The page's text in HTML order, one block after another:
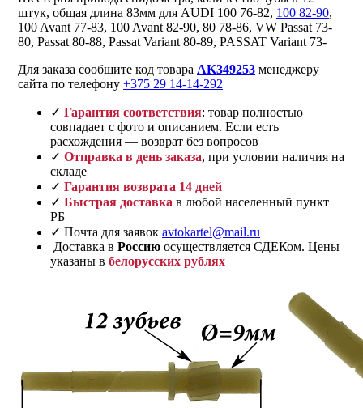
штук, общая длина 83мм для AUDI 100 76-82, 100 82-90,
100 Avant 77-83, 100 Avant 82-90, 80 78-86, VW Passat 73-
80, Passat 80-88, Passat Variant 80-89, PASSAT Variant 73-
Для заказа сообщите код товара AK349253 менеджеру
сайта по телефону +375 29 14-14-292
✓ Гарантия соответствия: товар полностью
совпадает с фото и описанием. Если есть
расхождения — возврат без вопросов
✓ Отправка в день заказа, при условии наличия на
складе
✓ Гарантия возврата 14 дней
✓ Быстрая доставка в любой населенный пункт
РБ
✓ Почта для заявок avtokartel@mail.ru
Доставка в Россию осуществляется СДЕКом. Цены
указаны в белорусских рублях